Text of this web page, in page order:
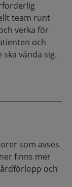
team runt
verka för
och
vända sig.
som avses
finns mer
och